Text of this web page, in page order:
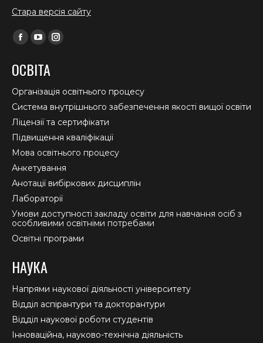
Стара версія сайту
Find us on:
Facebook
opens
in
new
window
YouTube
opens
in
new
window
Instagram
in
new
window
ОСВІТА
Організація освітнього процесу
Система внутрішнього забезпечення якості вищої освіти
Ліцензії та сертифікати
Підвищення кваліфікації
Мова освітнього процесу
Анкетування
Анотації вибіркових дисциплін
Лабораторії
Умови доступності закладу освіти для навчання осіб з
особливими освітніми потребами
Освітні програми
НАУКА
Напрями наукової діяльності університету
Відділ аспірантури та докторантури
Відділ наукової роботи студентів
Інноваційна, науково-технічна діяльність